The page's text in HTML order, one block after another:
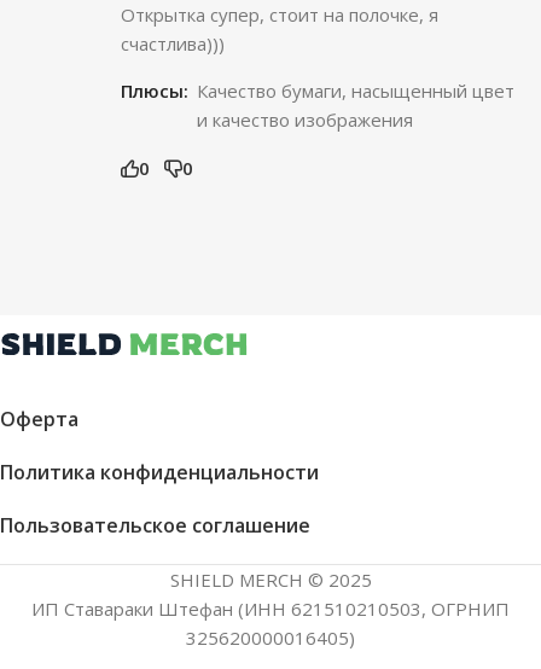
Открытка супер, стоит на полочке, я
счастлива)))
Плюсы: Качество бумаги, насыщенный цвет
и качество изображения
0 0
Оферта
Политика конфиденциальности
Пользовательское соглашение
SHIELD MERCH © 2025
ИП Ставараки Штефан (ИНН 621510210503, ОГРНИП
325620000016405)